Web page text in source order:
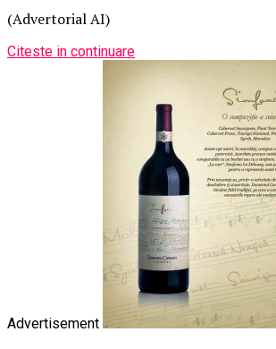
(Advertorial AI)
Citeste in continuare
Advertisement